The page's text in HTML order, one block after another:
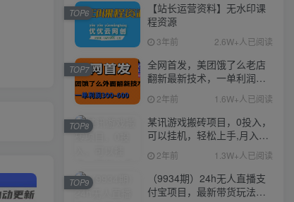
【站长运营资料】无水印课
程资源
3年前 2.6W+人已阅读
TOP6
全网首发，美团饿了么老店
翻新最新技术，一单利润
300-600
2年前 1.6W+人已阅读
TOP7
某讯游戏搬砖项目，0投入，
可以挂机，轻松上手,月入
3000+上不封顶
2年前 1.3W+人已阅读
TOP8
（9934期）24h无人直播支
付宝项目，最新带货玩法，
TOP9